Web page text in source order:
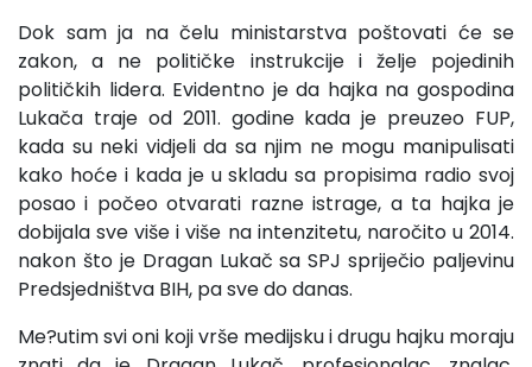
Dok sam ja na čelu ministarstva poštovati će se
zakon, a ne političke instrukcije i želje pojedinih
političkih lidera. Evidentno je da hajka na gospodina
Lukača traje od 2011. godine kada je preuzeo FUP,
kada su neki vidjeli da sa njim ne mogu manipulisati
kako hoće i kada je u skladu sa propisima radio svoj
posao i počeo otvarati razne istrage, a ta hajka je
dobijala sve više i više na intenzitetu, naročito u 2014.
nakon što je Dragan Lukač sa SPJ spriječio paljevinu
Predsjedništva BIH, pa sve do danas.
Me?utim svi oni koji vrše medijsku i drugu hajku moraju